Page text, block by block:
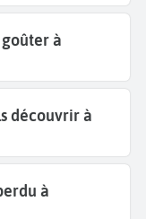
à
découvrir à
à